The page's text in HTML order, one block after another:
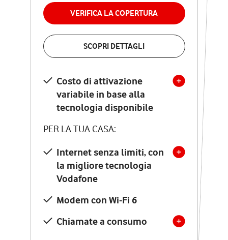
VERIFICA LA COPERTURA
SCOPRI DETTAGLI
Costo di attivazione
variabile in base alla
tecnologia disponibile
PER LA TUA CASA:
Internet senza limiti, con
la migliore tecnologia
Vodafone
Modem con Wi-Fi 6
Chiamate a consumo
permanenza
VERIFICA LA COPERTURA
Costo di attivazione
variabile in base alla
tecnologia disponibile
PER LA TUA CASA:
Internet senza limiti, con
la migliore tecnologia
Vodafone
Modem Seven con Wi-Fi 7
Chiamate illimitate verso
numeri fissi e mobili
nazionali